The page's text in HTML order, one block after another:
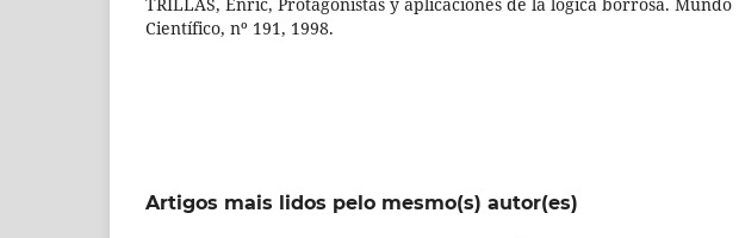
Científico, nº 191, 1998.
Artigos mais lidos pelo mesmo(s) autor(es)